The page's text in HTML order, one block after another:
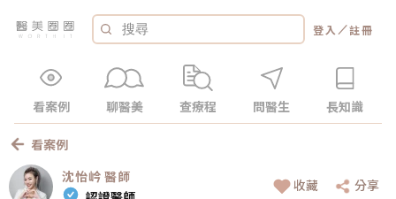
登入 ／註冊
看案例 聊醫美 查療程 問醫生 長知識
看案例
沈怡岒 醫師
收藏 分享